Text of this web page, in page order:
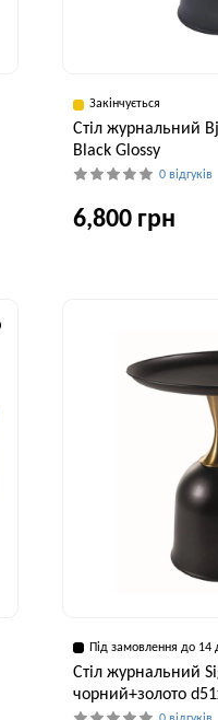
Закінчується
Стіл журнальний
Black Glossy
0 відгуків
6,800 грн
Під замовлення до 14
Стіл журнальний
чорний+золото